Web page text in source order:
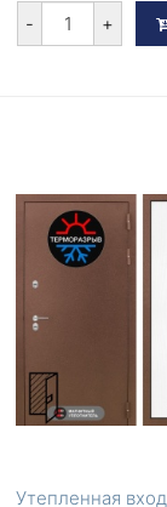
- +
Утепленная